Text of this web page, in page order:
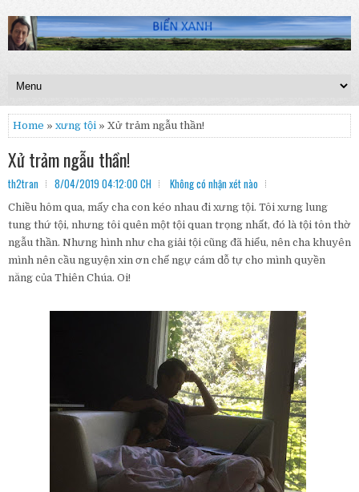
Home » xưng tội » Xử trảm ngẫu thần!
Xử trảm ngẫu thần!
th2tran 8/04/2019 04:12:00 CH Không có nhận xét nào
Chiều hôm qua, mấy cha con kéo nhau đi xưng tội. Tôi xưng lung
tung thứ tội, nhưng tôi quên một tội quan trọng nhất, đó là tội tôn thờ
ngẫu thần. Nhưng hình như cha giải tội cũng đã hiểu, nên cha khuyên
mình nên cầu nguyện xin ơn chế ngự cám dỗ tự cho mình quyền
năng của Thiên Chúa. Oi!